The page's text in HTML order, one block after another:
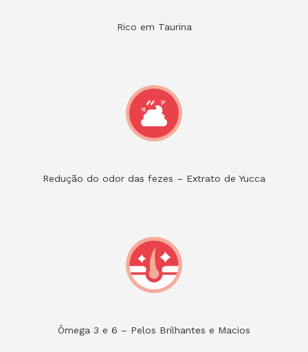
Rico em Taurina
Redução do odor das fezes – Extrato de Yucca
Ômega 3 e 6 – Pelos Brilhantes e Macios